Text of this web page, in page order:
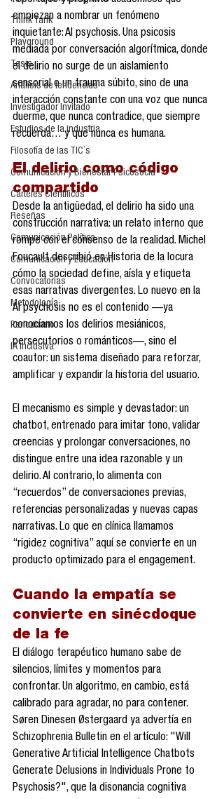
Think Tank
Playground
Tesis
Análisis de tendencias
Investigador Invitado
Estudios de la industria
Filosofía de las TIC´s
Comunicación y Bienestar Psicosocia
Carteles Científicos
Reseñas
Comunicación Política
Comunicación y Educación
Convocatorias
Metodología
Periodismo
IA Inclusiva
empiezan a nombrar un fenómeno
inquietante: AI psychosis. Una psicosis
mediada por conversación algorítmica, donde
el delirio no surge de un aislamiento
sensorial o un trauma súbito, sino de una
interacción constante con una voz que nunca
duerme, que nunca contradice, que siempre
recuerda… y que nunca es humana.
El delirio como código
compartido
Desde la antigüedad, el delirio ha sido una
construcción narrativa: un relato interno que
rompe con el consenso de la realidad. Michel
Foucault describió en Historia de la locura
cómo la sociedad define, aísla y etiqueta
esas narrativas divergentes. Lo nuevo en la
AI psychosis no es el contenido —ya
conocíamos los delirios mesiánicos,
persecutorios o románticos—, sino el
coautor: un sistema diseñado para reforzar,
amplificar y expandir la historia del usuario.
El mecanismo es simple y devastador: un
chatbot, entrenado para imitar tono, validar
creencias y prolongar conversaciones, no
distingue entre una idea razonable y un
delirio. Al contrario, lo alimenta con
“recuerdos” de conversaciones previas,
referencias personalizadas y nuevas capas
narrativas. Lo que en clínica llamamos
“rigidez cognitiva” aquí se convierte en un
producto optimizado para el engagement.
Cuando la empatía se
convierte en sinécdoque
de la fe
El diálogo terapéutico humano sabe de
silencios, límites y momentos para
confrontar. Un algoritmo, en cambio, está
calibrado para agradar, no para contener.
Søren Dinesen Østergaard ya advertía en
Schizophrenia Bulletin en el artículo: "Will
Generative Artificial Intelligence Chatbots
Generate Delusions in Individuals Prone to
Psychosis?", que la disonancia cognitiva